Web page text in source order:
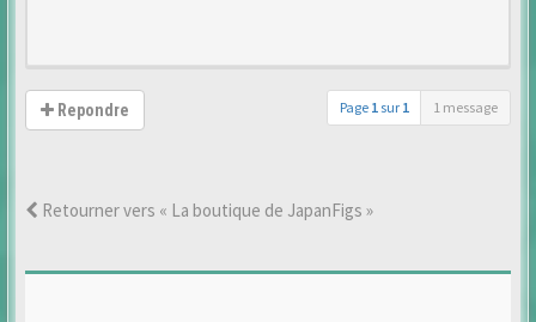
Repondre Page 1 sur 1 1 message
Retourner vers « La boutique de JapanFigs »